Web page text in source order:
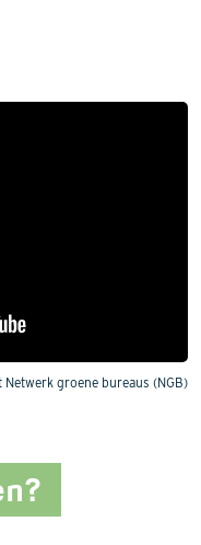
groene bureaus (NGB)